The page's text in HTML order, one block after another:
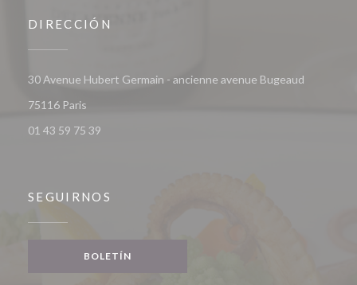
DIRECCIÓN
30 Avenue Hubert Germain - ancienne avenue Bugeaud
75116 Paris
01 43 59 75 39
SEGUIRNOS
BOLETÍN